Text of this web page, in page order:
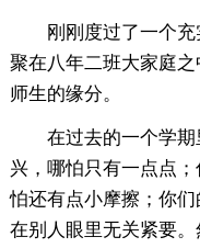
刚刚度过了一个
聚在八年二班大家庭
师生的缘分。
在过去的一个学
兴，哪怕只有一点点
怕还有点小摩擦；你
在别人眼里无关紧要